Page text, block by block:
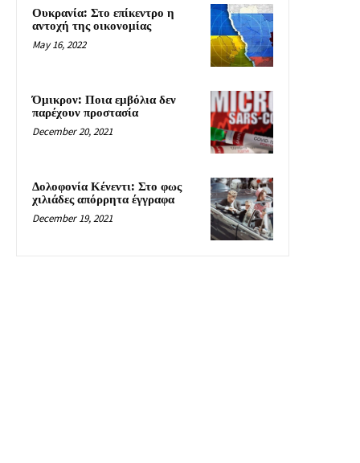
Ουκρανία: Στο επίκεντρο η
αντοχή της οικονομίας
May 16, 2022
Όμικρον: Ποια εμβόλια δεν
παρέχουν προστασία
December 20, 2021
Δολοφονία Κένεντι: Στο φως
χιλιάδες απόρρητα έγγραφα
December 19, 2021